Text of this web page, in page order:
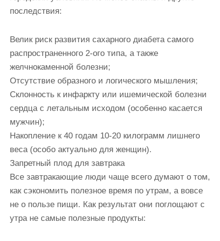
последствия:
Велик риск развития сахарного диабета самого
распространенного 2-ого типа, а также
желчнокаменной болезни;
Отсутствие образного и логического мышления;
Склонность к инфаркту или ишемической болезни
сердца с летальным исходом (особенно касается
мужчин);
Накопление к 40 годам 10-20 килограмм лишнего
веса (особо актуально для женщин).
Запретный плод для завтрака
Все завтракающие люди чаще всего думают о том,
как сэкономить полезное время по утрам, а вовсе
не о пользе пищи. Как результат они поглощают с
утра не самые полезные продукты: